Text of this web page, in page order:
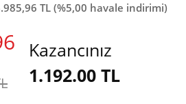
TL (%5,00 havale indirimi)
Kazancınız
1.192.00 TL